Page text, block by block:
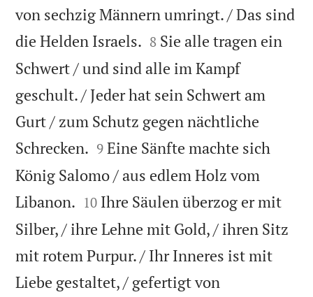
von sechzig Männern umringt. / Das sind
die Helden Israels. 

8 Sie alle tragen ein
Schwert / und sind alle im Kampf
geschult. / Jeder hat sein Schwert am
Gurt / zum Schutz gegen nächtliche
Schrecken. 

9 Eine Sänfte machte sich
König Salomo / aus edlem Holz vom
Libanon. 

10 Ihre Säulen überzog er mit
Silber, / ihre Lehne mit Gold, / ihren Sitz
mit rotem Purpur. / Ihr Inneres ist mit
Liebe gestaltet, / gefertigt von